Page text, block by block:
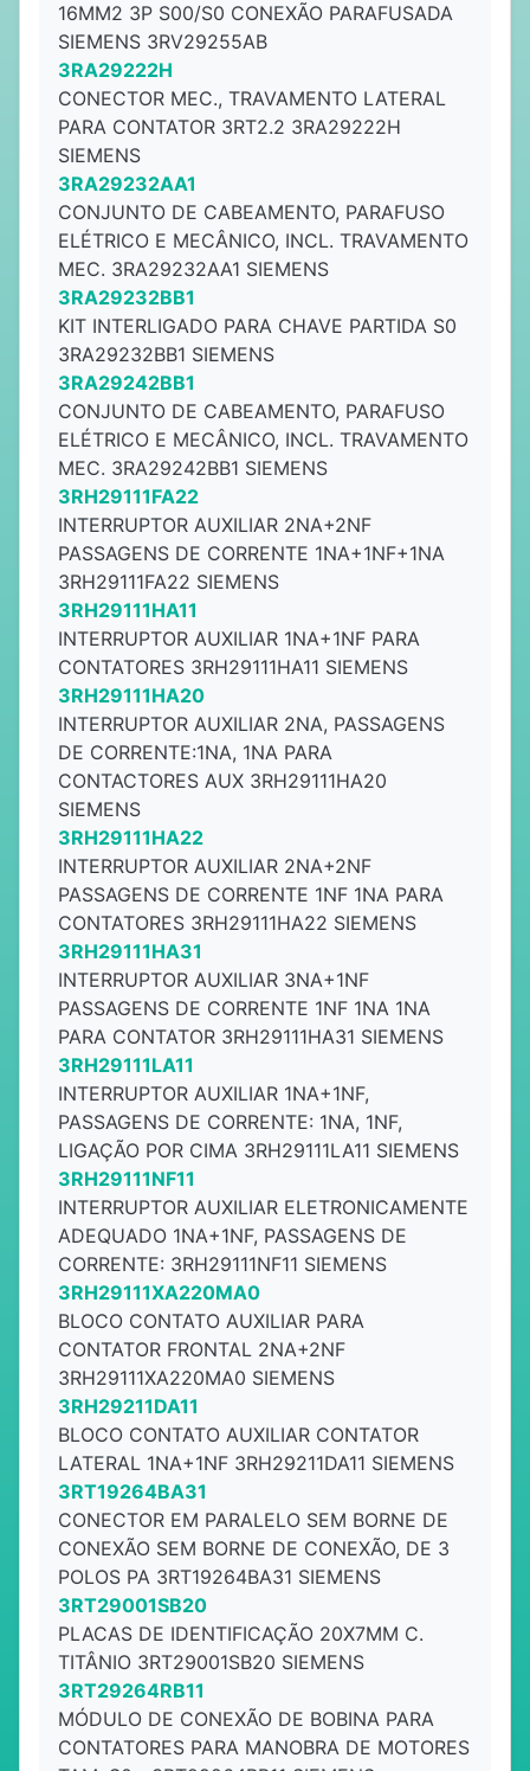
16MM2 3P S00/S0 CONEXÃO PARAFUSADA
SIEMENS 3RV29255AB
3RA29222H
CONECTOR MEC., TRAVAMENTO LATERAL
PARA CONTATOR 3RT2.2 3RA29222H
SIEMENS
3RA29232AA1
CONJUNTO DE CABEAMENTO, PARAFUSO
ELÉTRICO E MECÂNICO, INCL. TRAVAMENTO
MEC. 3RA29232AA1 SIEMENS
3RA29232BB1
KIT INTERLIGADO PARA CHAVE PARTIDA S0
3RA29232BB1 SIEMENS
3RA29242BB1
CONJUNTO DE CABEAMENTO, PARAFUSO
ELÉTRICO E MECÂNICO, INCL. TRAVAMENTO
MEC. 3RA29242BB1 SIEMENS
3RH29111FA22
INTERRUPTOR AUXILIAR 2NA+2NF
PASSAGENS DE CORRENTE 1NA+1NF+1NA
3RH29111FA22 SIEMENS
3RH29111HA11
INTERRUPTOR AUXILIAR 1NA+1NF PARA
CONTATORES 3RH29111HA11 SIEMENS
3RH29111HA20
INTERRUPTOR AUXILIAR 2NA, PASSAGENS
DE CORRENTE:1NA, 1NA PARA
CONTACTORES AUX 3RH29111HA20
SIEMENS
3RH29111HA22
INTERRUPTOR AUXILIAR 2NA+2NF
PASSAGENS DE CORRENTE 1NF 1NA PARA
CONTATORES 3RH29111HA22 SIEMENS
3RH29111HA31
INTERRUPTOR AUXILIAR 3NA+1NF
PASSAGENS DE CORRENTE 1NF 1NA 1NA
PARA CONTATOR 3RH29111HA31 SIEMENS
3RH29111LA11
INTERRUPTOR AUXILIAR 1NA+1NF,
PASSAGENS DE CORRENTE: 1NA, 1NF,
LIGAÇÃO POR CIMA 3RH29111LA11 SIEMENS
3RH29111NF11
INTERRUPTOR AUXILIAR ELETRONICAMENTE
ADEQUADO 1NA+1NF, PASSAGENS DE
CORRENTE: 3RH29111NF11 SIEMENS
3RH29111XA220MA0
BLOCO CONTATO AUXILIAR PARA
CONTATOR FRONTAL 2NA+2NF
3RH29111XA220MA0 SIEMENS
3RH29211DA11
BLOCO CONTATO AUXILIAR CONTATOR
LATERAL 1NA+1NF 3RH29211DA11 SIEMENS
3RT19264BA31
CONECTOR EM PARALELO SEM BORNE DE
CONEXÃO SEM BORNE DE CONEXÃO, DE 3
POLOS PA 3RT19264BA31 SIEMENS
3RT29001SB20
PLACAS DE IDENTIFICAÇÃO 20X7MM C.
TITÂNIO 3RT29001SB20 SIEMENS
3RT29264RB11
MÓDULO DE CONEXÃO DE BOBINA PARA
CONTATORES PARA MANOBRA DE MOTORES